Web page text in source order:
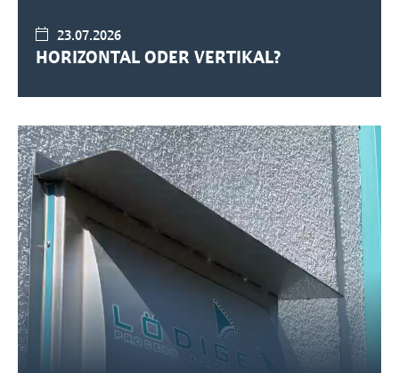
23.07.2026
HORIZONTAL ODER VERTIKAL?